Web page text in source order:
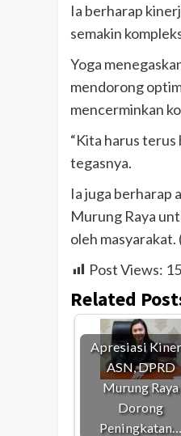
Ia berharap
semakin
Yoga
mendorong
mencerminkan
“Kita harus terus
tegasnya.
Ia juga berharap
Murung Raya
oleh masyarakat.
Post Views:
Related
Apresiasi
ASN, DPRD
Murung Raya
Dorong
Peningkatan…